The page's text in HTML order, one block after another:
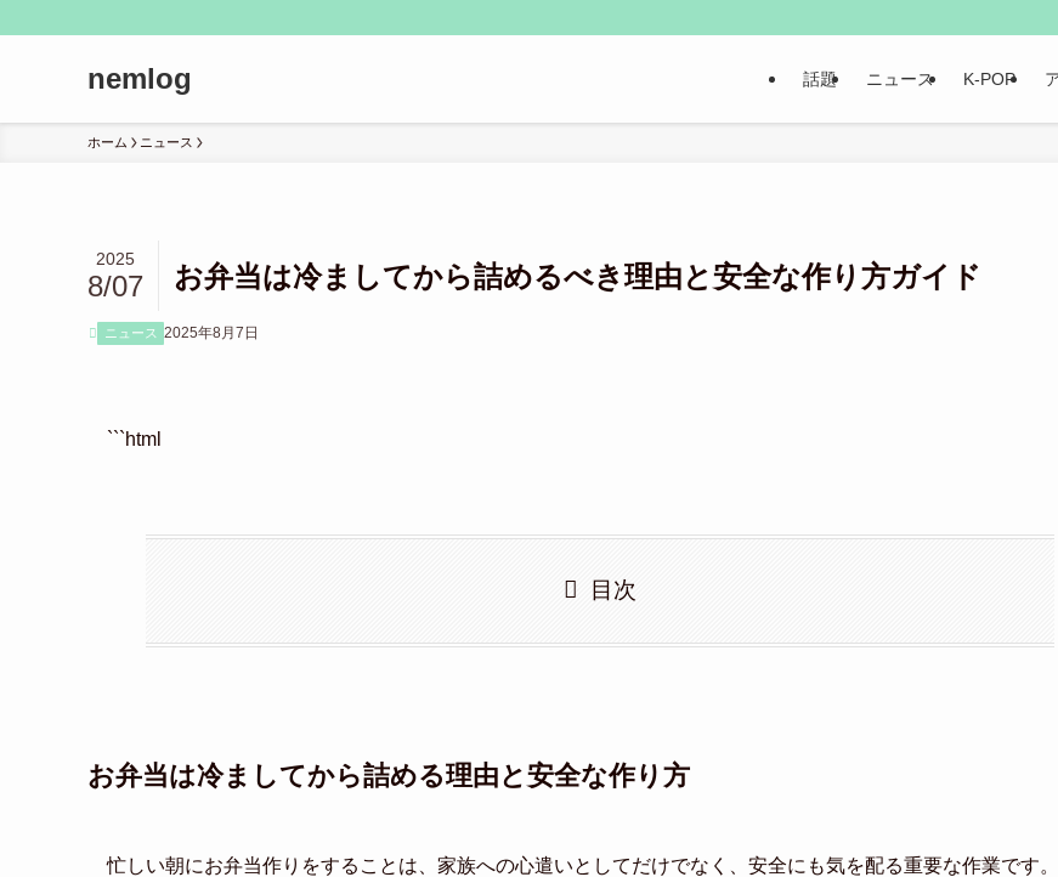
nemlog 話題 ニュース K-POP
ホーム ニュース
お弁当は冷ましてから詰めるべき理由と安全な作り方ガイド
2025
8/07
ニュース 2025年8月7日
```html
目次
お弁当は冷ましてから詰める理由と安全な作り方
忙しい朝にお弁当作りをすることは、家族への心遣いとしてだけでなく、安全にも気を配る重要な作業です